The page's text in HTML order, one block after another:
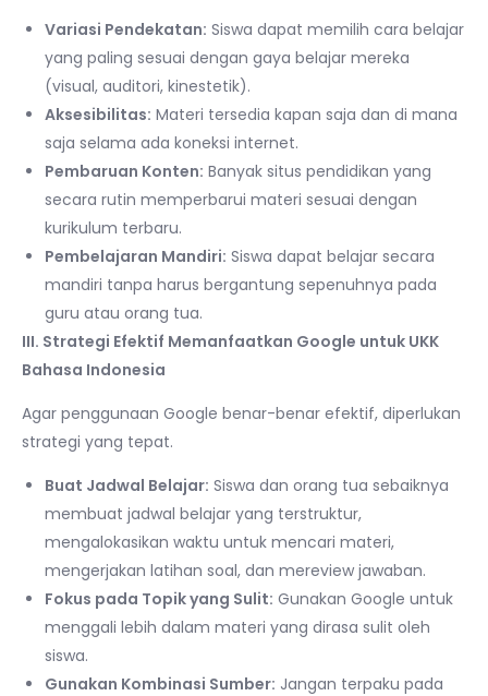
Variasi Pendekatan: Siswa dapat memilih cara belajar
yang paling sesuai dengan gaya belajar mereka
(visual, auditori, kinestetik).
Aksesibilitas: Materi tersedia kapan saja dan di mana
saja selama ada koneksi internet.
Pembaruan Konten: Banyak situs pendidikan yang
secara rutin memperbarui materi sesuai dengan
kurikulum terbaru.
Pembelajaran Mandiri: Siswa dapat belajar secara
mandiri tanpa harus bergantung sepenuhnya pada
guru atau orang tua.
III. Strategi Efektif Memanfaatkan Google untuk UKK
Bahasa Indonesia
Agar penggunaan Google benar-benar efektif, diperlukan
strategi yang tepat.
Buat Jadwal Belajar: Siswa dan orang tua sebaiknya
membuat jadwal belajar yang terstruktur,
mengalokasikan waktu untuk mencari materi,
mengerjakan latihan soal, dan mereview jawaban.
Fokus pada Topik yang Sulit: Gunakan Google untuk
menggali lebih dalam materi yang dirasa sulit oleh
siswa.
Gunakan Kombinasi Sumber: Jangan terpaku pada